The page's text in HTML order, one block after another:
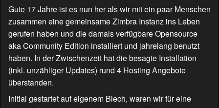
Gute 17 Jahre ist es nun her als wir mit ein paar Menschen
zusammen eine gemeinsame Zimbra Instanz ins Leben
gerufen haben und die damals verfügbare Opensource
aka Community Edition installiert und jahrelang benutzt
haben. In der Zwischenzeit hat die besagte Installation
(inkl. unzähliger Updates) rund 4 Hosting Angebote
überstanden.
Initial gestartet auf eigenem Blech, waren wir für eine